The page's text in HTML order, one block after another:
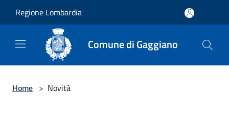
Regione Lombardia
Comune di Gaggiano
Home > Novità